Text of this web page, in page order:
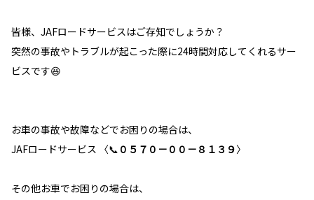
皆様、JAFロードサービスはご存知でしょうか？
突然の事故やトラブルが起こった際に24時間対応してくれるサー
ビスです😆
お車の事故や故障などでお困りの場合は、
JAFロードサービス 〈📞 ０５７０－００－８１３９〉
その他お車でお困りの場合は、